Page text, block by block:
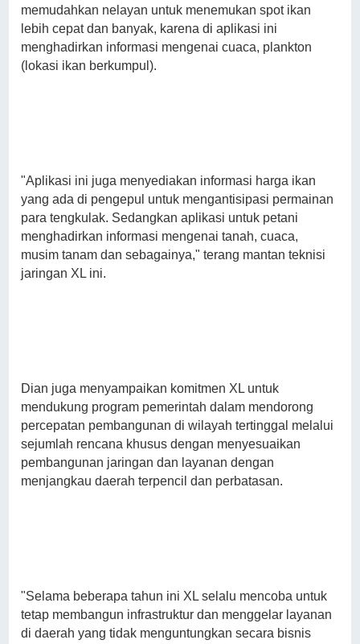
memudahkan nelayan untuk menemukan spot ikan
lebih cepat dan banyak, karena di aplikasi ini
menghadirkan informasi mengenai cuaca, plankton
(lokasi ikan berkumpul).
"Aplikasi ini juga menyediakan informasi harga ikan
yang ada di pengepul untuk mengantisipasi permainan
para tengkulak. Sedangkan aplikasi untuk petani
menghadirkan informasi mengenai tanah, cuaca,
musim tanam dan sebagainya," terang mantan teknisi
jaringan XL ini.
Dian juga menyampaikan komitmen XL untuk
mendukung program pemerintah dalam mendorong
percepatan pembangunan di wilayah tertinggal melalui
sejumlah rencana khusus dengan menyesuaikan
pembangunan jaringan dan layanan dengan
menjangkau daerah terpencil dan perbatasan.
"Selama beberapa tahun ini XL selalu mencoba untuk
tetap membangun infrastruktur dan menggelar layanan
di daerah yang tidak menguntungkan secara bisnis